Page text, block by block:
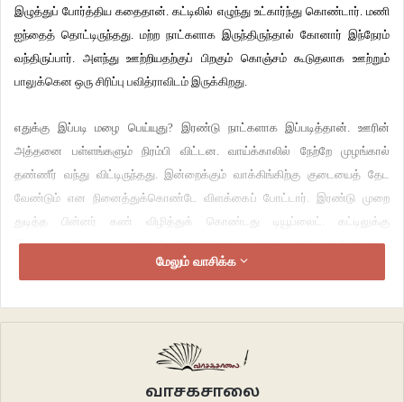
இழுத்துப் போர்த்திய கதைதான். கட்டிலில் எழுந்து உட்கார்ந்து கொண்டார். மணி
ஐந்தைத் தொட்டிருந்தது. மற்ற நாட்களாக இருந்திருந்தால் கோனார் இந்நேரம்
வந்திருப்பார். அளந்து ஊற்றியதற்குப் பிறகும் கொஞ்சம் கூடுதலாக ஊற்றும்
பாலுக்கென ஒரு சிரிப்பு பவித்ராவிடம் இருக்கிறது.
எதுக்கு இப்படி மழை பெய்யுது? இரண்டு நாட்களாக இப்படித்தான். ஊரின்
அத்தனை பள்ளங்களும் நிரம்பி விட்டன. வாய்க்காலில் நேற்றே முழங்கால்
தண்ணீர் வந்து விட்டிருந்தது. இன்றைக்கும் வாக்கிங்கிற்கு குடையைத் தேட
வேண்டும் என நினைத்துக்கொண்டே விளக்கைப் போட்டார். இரண்டு முறை
துடித்த பின்னர் கண் விழித்துக் கொண்டது டியூப்லைட். கட்டிலுக்கு
இணையாகத் தலையுடன் இழுத்துப் போர்த்தியபடி கிடந்த பவித்ராவின் தோளில்
கை வைத்து, “மணியாச்சு, போய் டீ போடு” என்றார்.
பிடித்திருக்கும் சுந்தரத்தை அதிசயமாகப் பார்த்தபடியே தலையைச் சுற்றிக்
கொண்டு எழுந்து பாயைப் பரணில் வைத்தபடியே, “கோனார் வந்துட்டரா?”
மேலும் வாசிக்க
வாசகசாலை